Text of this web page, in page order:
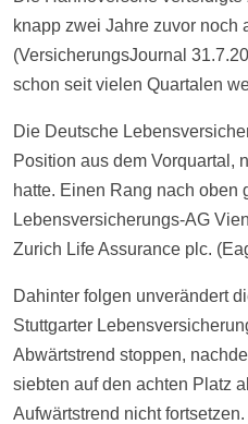
knapp zwei Jahre zuvor noch
(VersicherungsJournal
schon seit vielen Quartalen
Die Deutsche
Position aus dem Vorquartal,
hatte. Einen Rang nach oben
Lebensversicherungs-AG
Zurich Life Assurance plc.
Dahinter folgen unverändert
Stuttgarter
Abwärtstrend stoppen,
siebten auf den achten Platz
Aufwärtstrend nicht